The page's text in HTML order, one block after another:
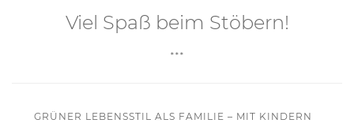
Viel Spaß beim Stöbern!
***
GRÜNER LEBENSSTIL ALS FAMILIE – MIT KINDERN